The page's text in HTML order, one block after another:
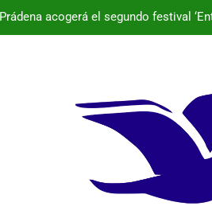
Prádena acogerá el segundo festival
Programa de
Prádena acogerá el segundo festival
La Junta impulsa una inversión de